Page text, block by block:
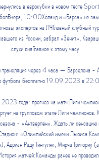
в еврокубки в новом тесте
10:00Холанд и «Барса» не
экспертов на ЛЧГлавный клубный
из России, забрал «Зенит»,
слухи дняГлавное к этому часу.
через 4 часа — Барселона -
футбола бесплатно 19.09.2023 в
года: прогноз на матч Лиги
на групповом этапе Лиги
- «Антверпен». Ждать ли сенсацию
«Олимпийский имени Льюиса
Адриан Раду Гингуляк, Мирча
матчей:Команды ранее не